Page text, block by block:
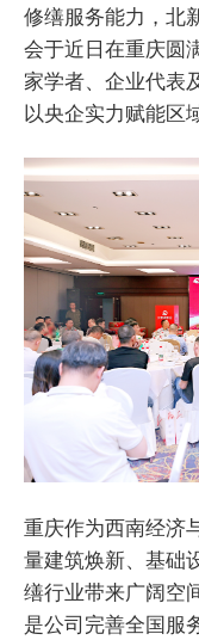
修缮服务能力，北
会于近日在重庆圆
家学者、企业代表
以央企实力赋能区
重庆作为西南经济
量建筑焕新、基础
缮行业带来广阔空
是公司完善全国服